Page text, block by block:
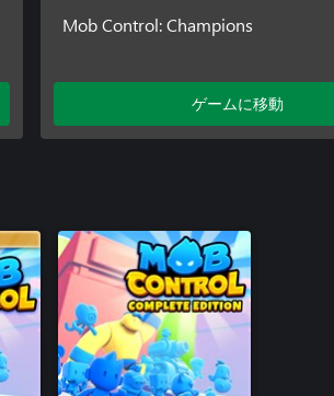
Mob Control: Champions
ゲームに移動